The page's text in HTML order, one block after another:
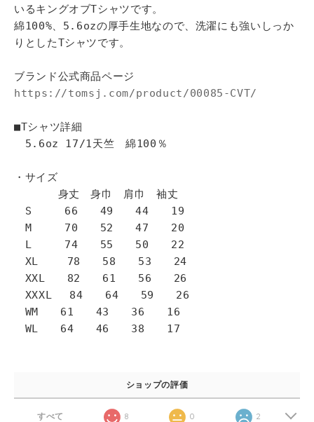
いるキングオブTシャツです。
綿100%、5.6ozの厚手生地なので、洗濯にも強いしっか
りとしたTシャツです。
ブランド公式商品ページ
https://tomsj.com/product/00085-CVT/
■Tシャツ詳細
5.6oz 17/1天竺 綿100％
・サイズ
身丈 身巾 肩巾 袖丈
S 66 49 44 19
M 70 52 47 20
L 74 55 50 22
XL 78 58 53 24
XXL 82 61 56 26
XXXL 84 64 59 26
WM 61 43 36 16
WL 64 46 38 17
ショップの評価
すべて 8 0 2